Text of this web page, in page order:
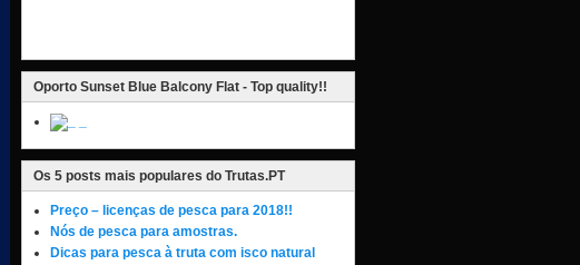
Oporto Sunset Blue Balcony Flat - Top quality!!
Os 5 posts mais populares do Trutas.PT
Preço – licenças de pesca para 2018!!
Nós de pesca para amostras.
Dicas para pesca à truta com isco natural